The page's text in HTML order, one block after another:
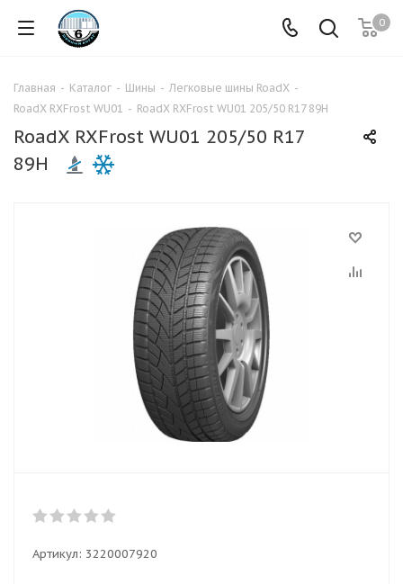
0
Главная - Каталог - Шины - Легковые шины RoadX -
RoadX RXFrost WU01 - RoadX RXFrost WU01 205/50 R17 89H
RoadX RXFrost WU01 205/50 R17
89H
Артикул: 3220007920